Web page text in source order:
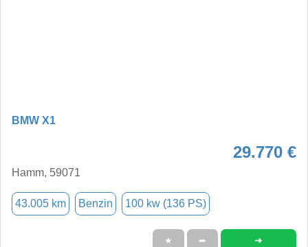
BMW X1
29.770 €
Hamm, 59071
43.005 km Benzin 100 kw (136 PS)
★ ➦ ➜